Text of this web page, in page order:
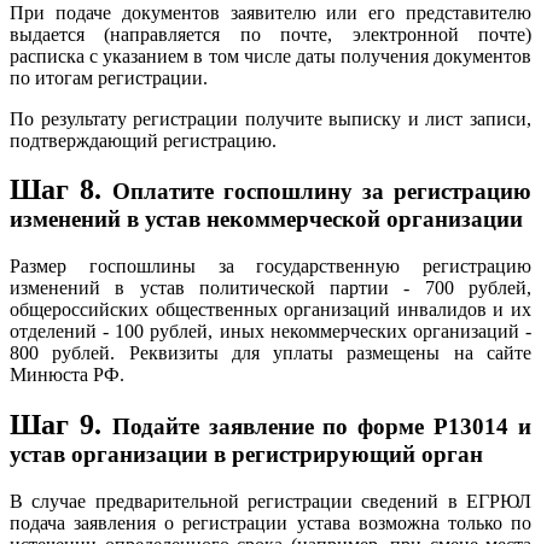
При подаче документов заявителю или его представителю
выдается (направляется по почте, электронной почте)
расписка с указанием в том числе даты получения документов
по итогам регистрации.
По результату регистрации получите выписку и лист записи,
подтверждающий регистрацию.
Шаг 8. Оплатите госпошлину за регистрацию
изменений в устав некоммерческой организации
Размер госпошлины за государственную регистрацию
изменений в устав политической партии - 700 рублей,
общероссийских общественных организаций инвалидов и их
отделений - 100 рублей, иных некоммерческих организаций -
800 рублей. Реквизиты для уплаты размещены на сайте
Минюста РФ.
Шаг 9. Подайте заявление по форме Р13014 и
устав организации в регистрирующий орган
В случае предварительной регистрации сведений в ЕГРЮЛ
подача заявления о регистрации устава возможна только по